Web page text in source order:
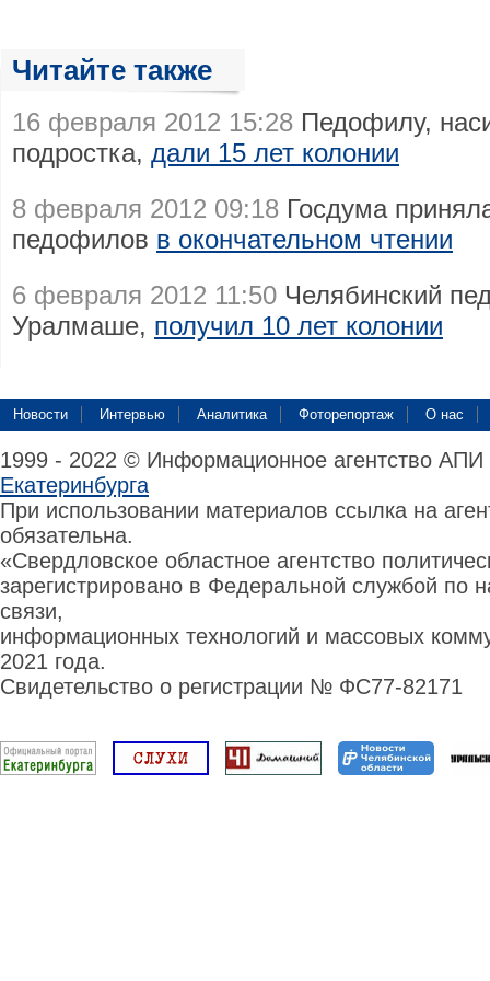
Читайте также
16 февраля 2012 15:28 Педофилу,
подростка, дали 15 лет колонии
8 февраля 2012 09:18 Госдума
педофилов в окончательном чтении
6 февраля 2012 11:50 Челябинский
Уралмаше, получил 10 лет колонии
Новости Интервью Аналитика Фоторепортаж О нас
1999 - 2022 © Информационное агентство
Екатеринбурга
При использовании материалов ссылка на
обязательна.
«Свердловское областное агентство
зарегистрировано в Федеральной службой по
связи,
информационных технологий и массовых
2021 года.
Свидетельство о регистрации № ФС77-82171